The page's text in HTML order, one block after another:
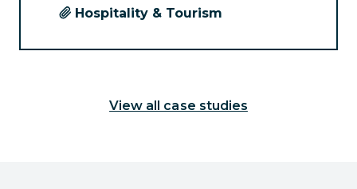
Hospitality & Tourism
View all case studies